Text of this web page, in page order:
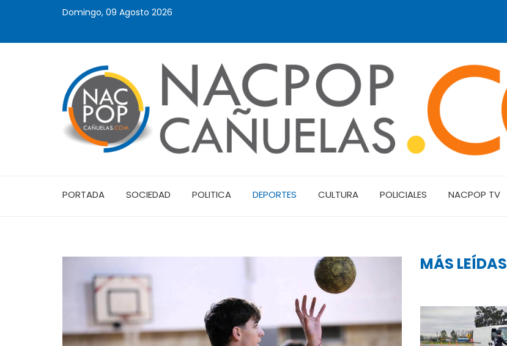
Domingo, 09 Agosto 2026
PORTADA SOCIEDAD POLITICA DEPORTES CULTURA POLICIALES NACPOP TV
MÁS LEÍDAS